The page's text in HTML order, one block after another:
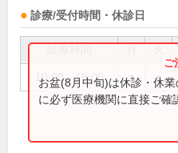
診療/受付時間・休診日
10:00～18:00 ● ●
お盆(8月中旬)は休診・休
に必ず医療機関に直接ご確